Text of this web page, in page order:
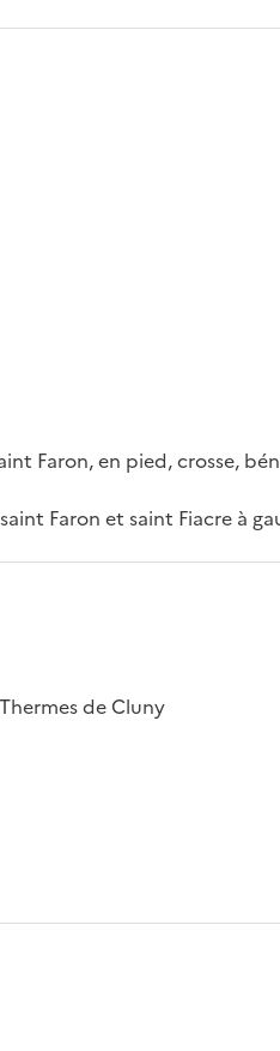
Faron, en pied, crosse,
Faron et saint Fiacre à
de Cluny